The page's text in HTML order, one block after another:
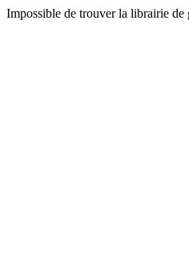
Impossible de trouver la librairie